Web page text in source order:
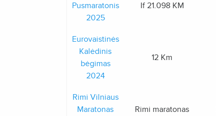
Pusmaratonis
2025
If 21.098 KM
Eurovaistinės
Kalėdinis
bėgimas
2024
12 Km
Rimi Vilniaus
Maratonas
Rimi maratonas